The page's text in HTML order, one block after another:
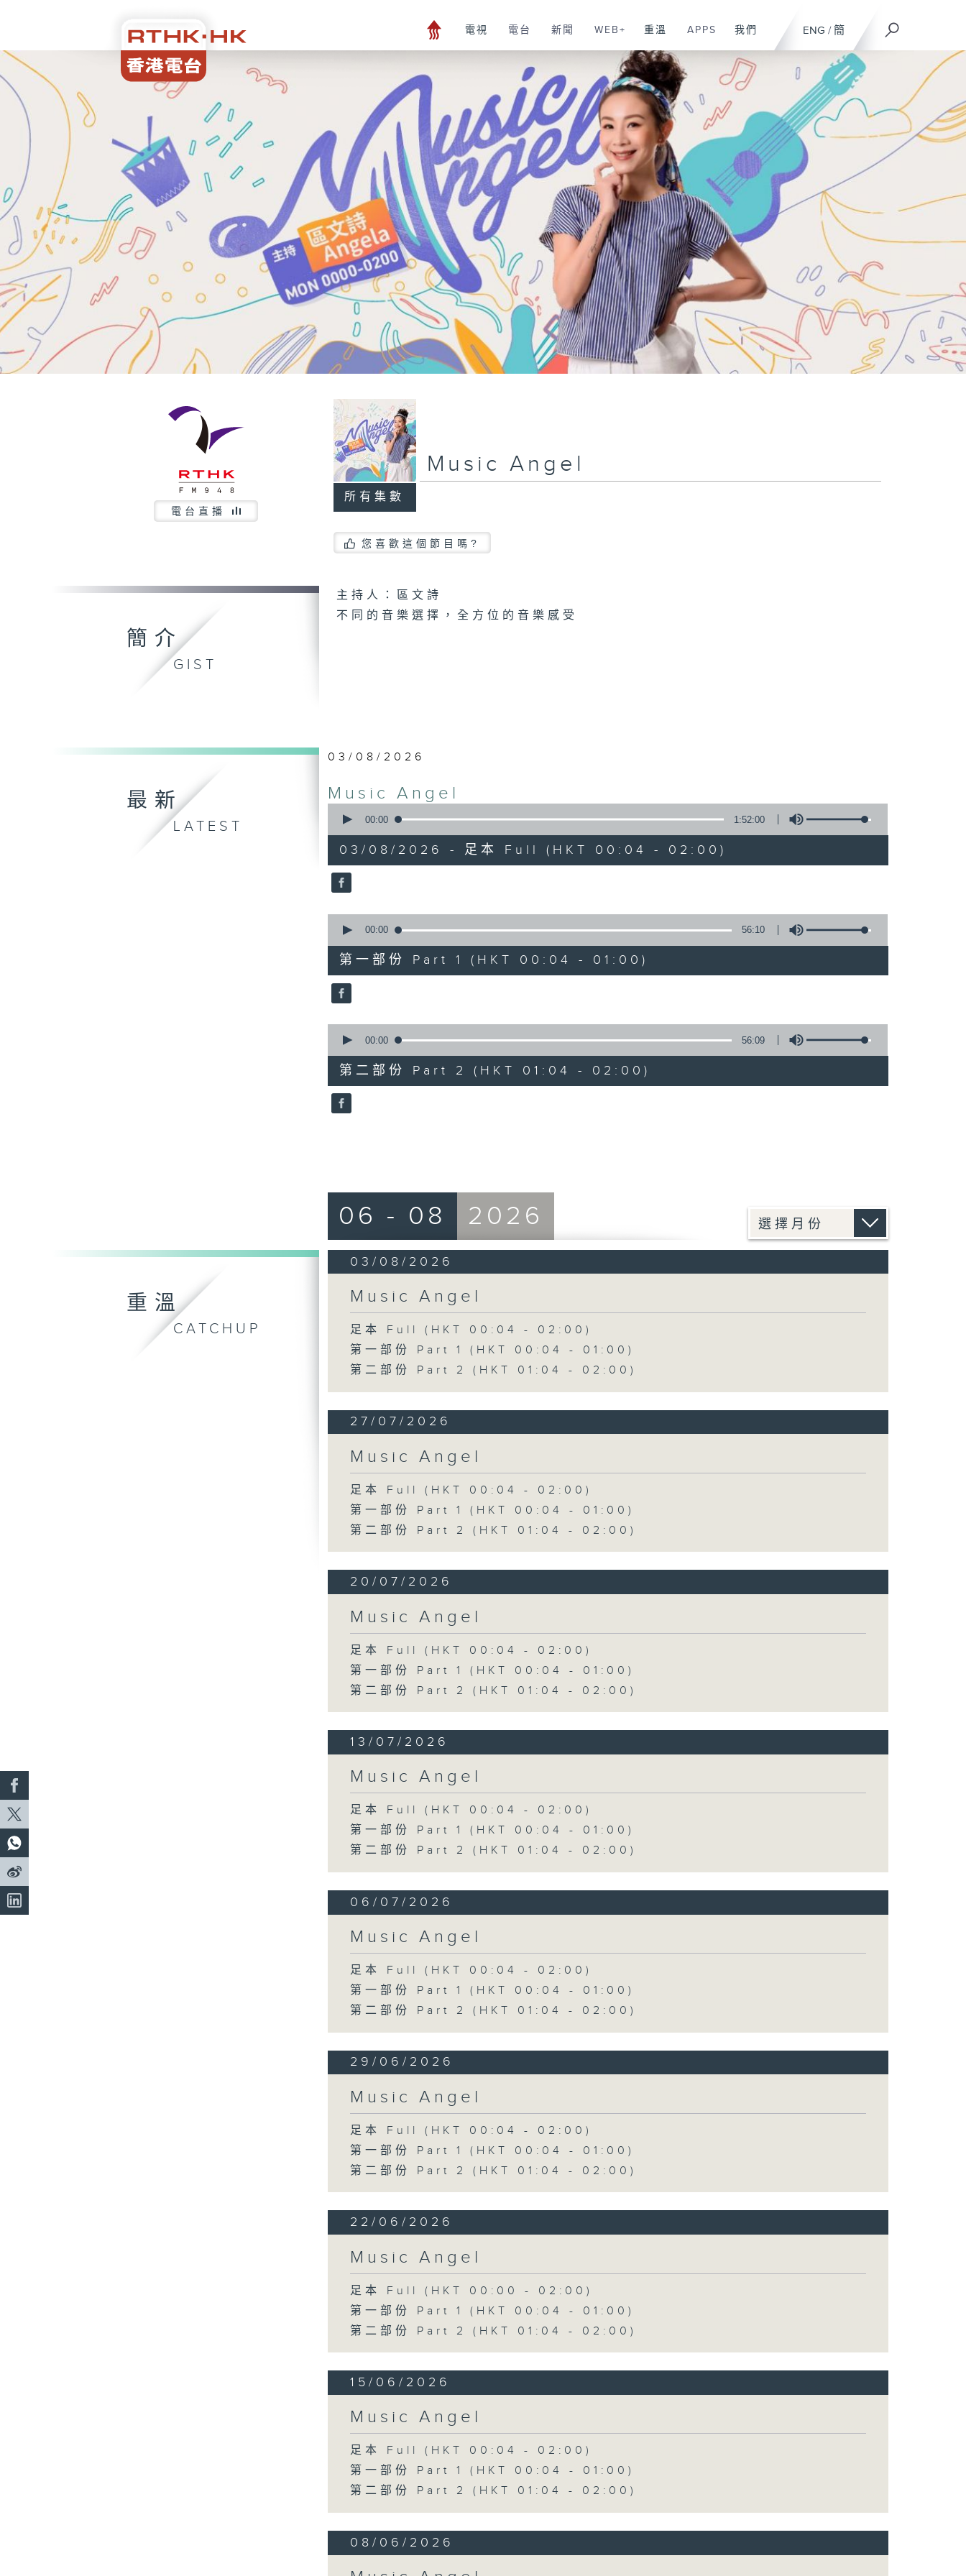
ENG / 簡
電視 電台 新聞 WEB+ 重溫 APPS 我們
電台直播
所有集數
Music Angel
您喜歡這個節目嗎?
簡介
GIST
主持人：區文詩
不同的音樂選擇，全方位的音樂感受
最新
LATEST
03/08/2026
Music Angel
seconds
hour,
52
minutes,
0
90%
00:00 1:52:00
03/08/2026 - 足本 Full (HKT 00:04 - 02:00)
seconds
56
minutes,
10
seconds
90%
00:00 56:10
第一部份 Part 1 (HKT 00:04 - 01:00)
seconds
56
minutes,
9
seconds
90%
00:00 56:09
第二部份 Part 2 (HKT 01:04 - 02:00)
重溫
CATCHUP
06 - 08 2026
03/08/2026
Music Angel
足本 Full (HKT 00:04 - 02:00)
第一部份 Part 1 (HKT 00:04 - 01:00)
第二部份 Part 2 (HKT 01:04 - 02:00)
27/07/2026
Music Angel
足本 Full (HKT 00:04 - 02:00)
第一部份 Part 1 (HKT 00:04 - 01:00)
第二部份 Part 2 (HKT 01:04 - 02:00)
20/07/2026
Music Angel
足本 Full (HKT 00:04 - 02:00)
第一部份 Part 1 (HKT 00:04 - 01:00)
第二部份 Part 2 (HKT 01:04 - 02:00)
13/07/2026
Music Angel
足本 Full (HKT 00:04 - 02:00)
第一部份 Part 1 (HKT 00:04 - 01:00)
第二部份 Part 2 (HKT 01:04 - 02:00)
06/07/2026
Music Angel
足本 Full (HKT 00:04 - 02:00)
第一部份 Part 1 (HKT 00:04 - 01:00)
第二部份 Part 2 (HKT 01:04 - 02:00)
29/06/2026
Music Angel
足本 Full (HKT 00:04 - 02:00)
第一部份 Part 1 (HKT 00:04 - 01:00)
第二部份 Part 2 (HKT 01:04 - 02:00)
22/06/2026
Music Angel
足本 Full (HKT 00:00 - 02:00)
第一部份 Part 1 (HKT 00:04 - 01:00)
第二部份 Part 2 (HKT 01:04 - 02:00)
15/06/2026
Music Angel
足本 Full (HKT 00:04 - 02:00)
第一部份 Part 1 (HKT 00:04 - 01:00)
第二部份 Part 2 (HKT 01:04 - 02:00)
08/06/2026